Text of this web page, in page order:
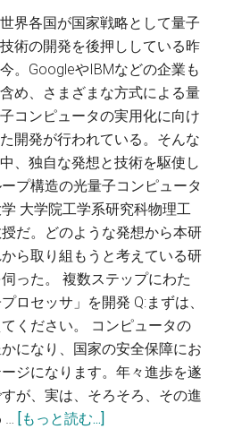
工
院
教
授
料
を
開
発
し
て、
熱
エ
ネ
ル
ギ
ー
を
有
効
利
用
世界各国が国家戦略として量子
技術の開発を後押ししている昨
今。GoogleやIBMなどの企業も
含め、さまざまな方式による量
子コンピュータの実用化に向け
た開発が行われている。そんな
中、独自な発想と技術を駆使し
プ構造の光量子コンピュータ
大学院工学系研究科物理工
だ。どのような発想から本研
ら取り組もうと考えている研
った。 複数ステップにわた
ロセッサ」を開発 Q:まずは、
ください。 コンピュータの
になり、国家の安全保障にお
ジになります。年々進歩を遂
が、実は、そろそろ、その進
…
[もっと読む...]